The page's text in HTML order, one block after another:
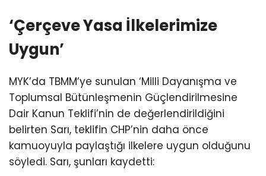
‘Çerçeve Yasa İlkelerimize
Uygun’
MYK’da TBMM’ye sunulan ‘Milli Dayanışma ve
Toplumsal Bütünleşmenin Güçlendirilmesine
Dair Kanun Teklifi’nin de değerlendirildiğini
belirten Sarı, teklifin CHP’nin daha önce
kamuoyuyla paylaştığı ilkelere uygun olduğunu
söyledi. Sarı, şunları kaydetti: